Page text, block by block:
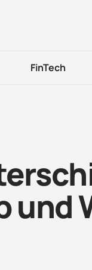
FinTech
und